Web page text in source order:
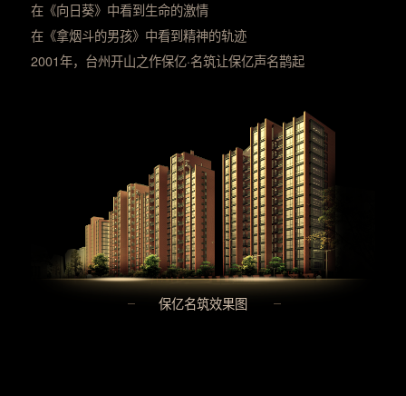
在《向日葵》中看到生命的激情
在《拿烟斗的男孩》中看到精神的轨迹
2001年，台州开山之作保亿·名筑让保亿声名鹊起
保亿名筑效果图